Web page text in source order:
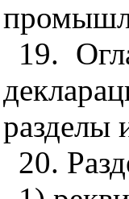
19.
разделы
20.